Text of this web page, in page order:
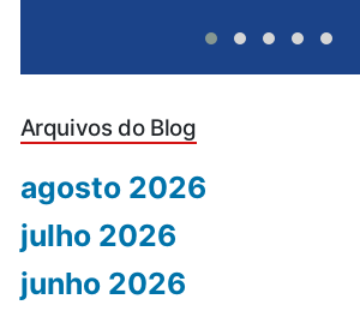
Arquivos do Blog
agosto 2026
julho 2026
junho 2026